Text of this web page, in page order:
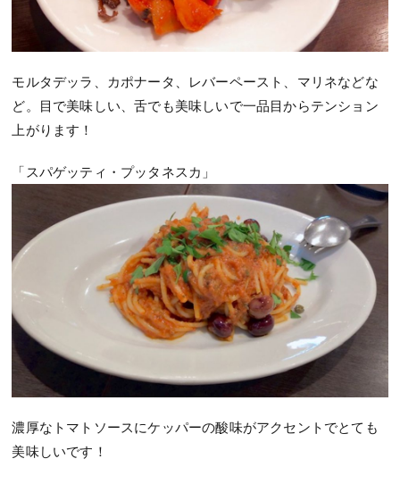
モルタデッラ、カポナータ、レバーペースト、マリネなどな
ど。目で美味しい、舌でも美味しいで一品目からテンション
上がります！
「スパゲッティ・プッタネスカ」
濃厚なトマトソースにケッパーの酸味がアクセントでとても
美味しいです！